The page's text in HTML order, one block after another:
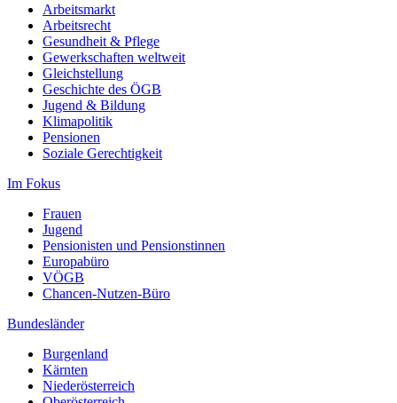
Arbeitsmarkt
Arbeitsrecht
Gesundheit & Pflege
Gewerkschaften weltweit
Gleichstellung
Geschichte des ÖGB
Jugend & Bildung
Klimapolitik
Pensionen
Soziale Gerechtigkeit
Im Fokus
Frauen
Jugend
Pensionisten und Pensionstinnen
Europabüro
VÖGB
Chancen-Nutzen-Büro
Bundesländer
Burgenland
Kärnten
Niederösterreich